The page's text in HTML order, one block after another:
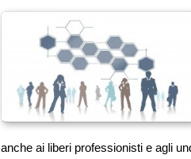
anche ai liberi professionisti e agli